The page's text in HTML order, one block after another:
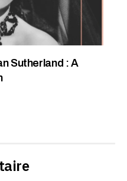
Sutherland : A